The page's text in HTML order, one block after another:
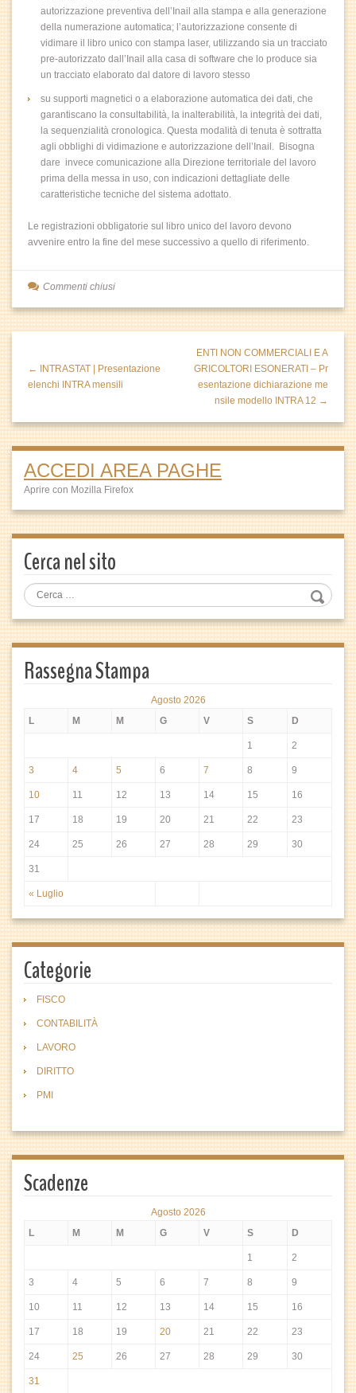
autorizzazione preventiva dell’Inail alla stampa e alla generazione
della numerazione automatica; l’autorizzazione consente di
vidimare il libro unico con stampa laser, utilizzando sia un tracciato
pre-autorizzato dall’Inail alla casa di software che lo produce sia
un tracciato elaborato dal datore di lavoro stesso
su supporti magnetici o a elaborazione automatica dei dati, che
garantiscano la consultabilità, la inalterabilità, la integrità dei dati,
la sequenzialità cronologica. Questa modalità di tenuta è sottratta
agli obblighi di vidimazione e autorizzazione dell’Inail. Bisogna
dare invece comunicazione alla Direzione territoriale del lavoro
prima della messa in uso, con indicazioni dettagliate delle
caratteristiche tecniche del sistema adottato.
Le registrazioni obbligatorie sul libro unico del lavoro devono
avvenire entro la fine del mese successivo a quello di riferimento.
Commenti chiusi
← INTRASTAT | Presentazione
elenchi INTRA mensili
ENTI NON COMMERCIALI E A
GRICOLTORI ESONERATI – Pr
esentazione dichiarazione me
nsile modello INTRA 12 →
ACCEDI AREA PAGHE
Aprire con Mozilla Firefox
Cerca nel sito
Rassegna Stampa
Agosto 2026
L
M M G V S D
« Luglio
1 2
3 4 5 6 7 8 9
10 11 12 13 14 15 16
17 18 19 20 21 22 23
24 25 26 27 28 29 30
31
Categorie
FISCO
CONTABILITÀ
LAVORO
DIRITTO
PMI
Scadenze
Agosto 2026
L
M M G V S D
1 2
3 4 5 6 7 8 9
10 11 12 13 14 15 16
17 18 19 20 21 22 23
24 25 26 27 28 29 30
31